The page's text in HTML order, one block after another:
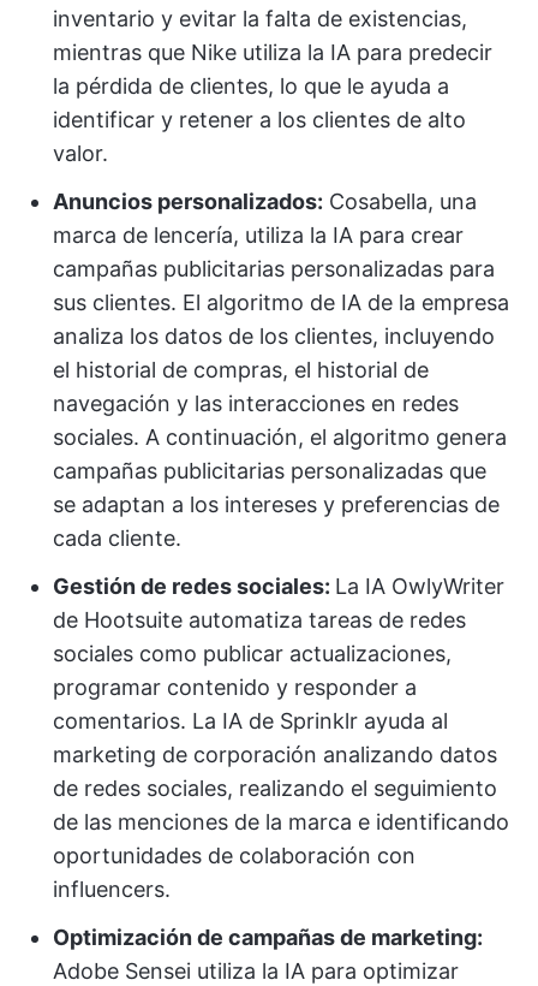
inventario y evitar la falta de existencias,
mientras que Nike utiliza la IA para predecir
la pérdida de clientes, lo que le ayuda a
identificar y retener a los clientes de alto
valor.
Anuncios personalizados: Cosabella, una
marca de lencería, utiliza la IA para crear
campañas publicitarias personalizadas para
sus clientes. El algoritmo de IA de la empresa
analiza los datos de los clientes, incluyendo
el historial de compras, el historial de
navegación y las interacciones en redes
sociales. A continuación, el algoritmo genera
campañas publicitarias personalizadas que
se adaptan a los intereses y preferencias de
cada cliente.
Gestión de redes sociales: La IA OwlyWriter
de Hootsuite automatiza tareas de redes
sociales como publicar actualizaciones,
programar contenido y responder a
comentarios. La IA de Sprinklr ayuda al
marketing de corporación analizando datos
de redes sociales, realizando el seguimiento
de las menciones de la marca e identificando
oportunidades de colaboración con
influencers.
Optimización de campañas de marketing:
Adobe Sensei utiliza la IA para optimizar